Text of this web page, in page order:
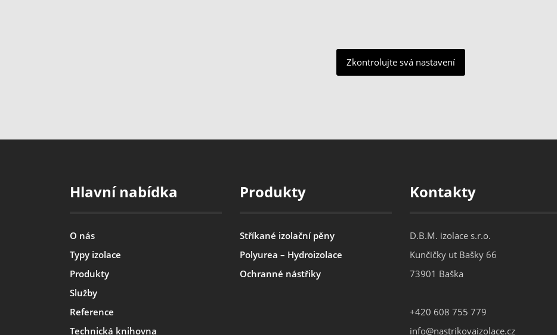
Zkontrolujte svá nastavení
Hlavní nabídka
O nás
Typy izolace
Produkty
Služby
Reference
Technická knihovna
Produkty
Stříkané izolační pěny
Polyurea – Hydroizolace
Ochranné nástřiky
Kontakty
D.B.M. izolace s.r.o.
Kunčičky ut Bašky 66
73901 Baška
+420 608 755 779
info@nastrikovaizolace.cz